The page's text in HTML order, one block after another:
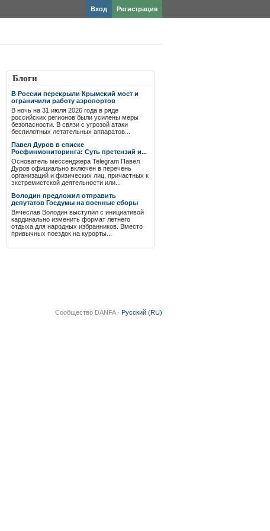
Регистрация
Вход
Блоги
В России перекрыли Крымский мост и
ограничили работу аэропортов
В ночь на 31 июля 2026 года в ряде
российских регионов были усилены меры
безопасности. В связи с угрозой атаки
беспилотных летательных аппаратов...
Павел Дуров в списке
Росфинмониторинга: Суть претензий и...
Основатель мессенджера Telegram Павел
Дуров официально включен в перечень
организаций и физических лиц, причастных к
экстремистской деятельности или...
Володин предложил отправить
депутатов Госдумы на военные сборы
Вячеслав Володин выступил с инициативой
кардинально изменить формат летнего
отдыха для народных избранников. Вместо
привычных поездок на курорты...
Сообщество DANFA · Русский (RU)